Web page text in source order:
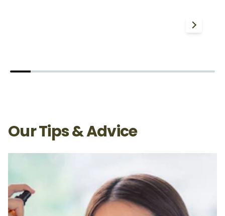
Our Tips & Advice